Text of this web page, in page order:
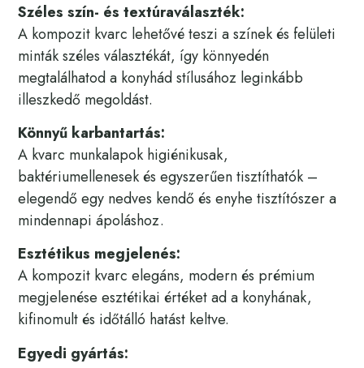
Széles szín- és textúraválaszték:
A kompozit kvarc lehetővé teszi a színek és felületi
minták széles választékát, így könnyedén
megtalálhatod a konyhád stílusához leginkább
illeszkedő megoldást.
Könnyű karbantartás:
A kvarc munkalapok higiénikusak,
baktériumellenesek és egyszerűen tisztíthatók –
elegendő egy nedves kendő és enyhe tisztítószer a
mindennapi ápoláshoz.
Esztétikus megjelenés:
A kompozit kvarc elegáns, modern és prémium
megjelenése esztétikai értéket ad a konyhának,
kifinomult és időtálló hatást keltve.
Egyedi gyártás: